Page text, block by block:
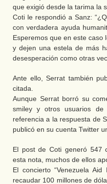
que exigió desde la tarima la
Coti le respondió a Sanz:
con verdadera ayuda
Esperemos que en este
y dejen una estela de más
desesperación como otras
Ante ello, Serrat también
citada.
Aunque Serrat borró su
smiley y otros usuarios de
referencia a la respuesta de
publicó en su cuenta Twitter
El post de Coti generó 547
esta nota, muchos de ellos
El concierto “Venezuela
recaudar 100 millones de